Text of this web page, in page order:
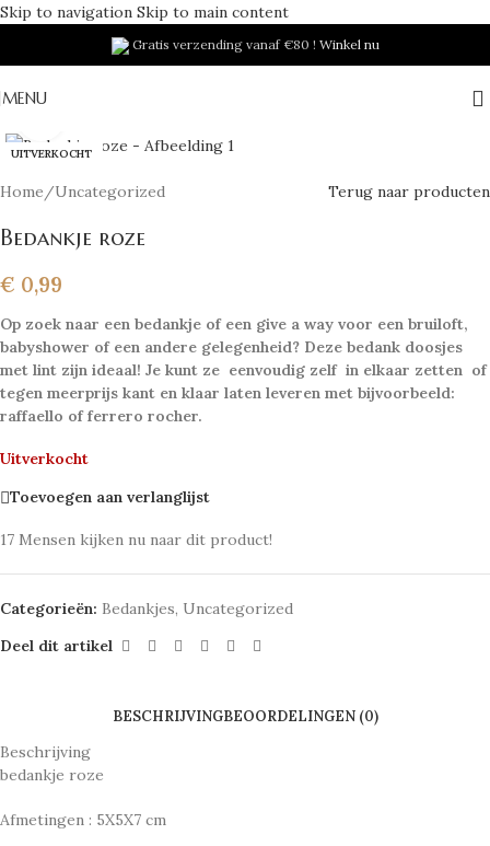
Skip to navigation Skip to main content
Gratis verzending vanaf €80 ! Winkel nu
MENU
UITVERKOCHT
Home /Uncategorized Terug naar producten
Bedankje roze
€ 0,99
Op zoek naar een bedankje of een give a way voor een bruiloft,
babyshower of een andere gelegenheid? Deze bedank doosjes
met lint zijn ideaal! Je kunt ze eenvoudig zelf in elkaar zetten of
tegen meerprijs kant en klaar laten leveren met bijvoorbeeld:
raffaello of ferrero rocher.
Uitverkocht
Toevoegen aan verlanglijst
17 Mensen kijken nu naar dit product!
Categorieën: Bedankjes, Uncategorized
Deel dit artikel
BESCHRIJVINGBEOORDELINGEN (0)
Beschrijving
bedankje roze
Afmetingen : 5X5X7 cm